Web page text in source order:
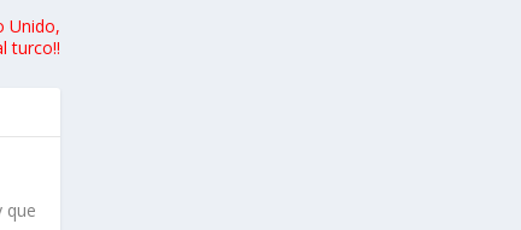
Unido,
turco!!
que